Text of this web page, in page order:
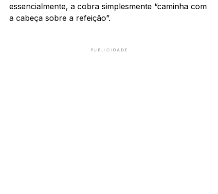
essencialmente, a cobra simplesmente “caminha com
a cabeça sobre a refeição”.
PUBLICIDADE